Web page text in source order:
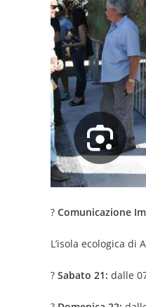
? Comunicazione
L’isola ecologica
? Sabato 21: dalle